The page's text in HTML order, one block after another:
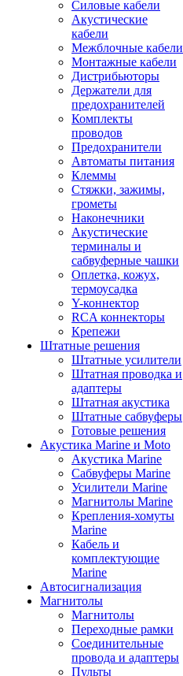
Силовые кабели
Акустические
кабели
Межблочные кабели
Монтажные кабели
Дистрибьюторы
Держатели для
предохранителей
Комплекты
проводов
Предохранители
Автоматы питания
Клеммы
Стяжки, зажимы,
грометы
Наконечники
Акустические
терминалы и
сабвуферные чашки
Оплетка, кожух,
термоусадка
Y-коннектор
RCA коннекторы
Крепежи
Штатные решения
Штатные усилители
Штатная проводка и
адаптеры
Штатная акустика
Штатные сабвуферы
Готовые решения
Акустика Marine и Moto
Акустика Marine
Сабвуферы Marine
Усилители Marine
Магнитолы Marine
Крепления-хомуты
Marine
Кабель и
комплектующие
Marine
Автосигнализация
Магнитолы
Магнитолы
Переходные рамки
Соединительные
провода и адаптеры
Пульты